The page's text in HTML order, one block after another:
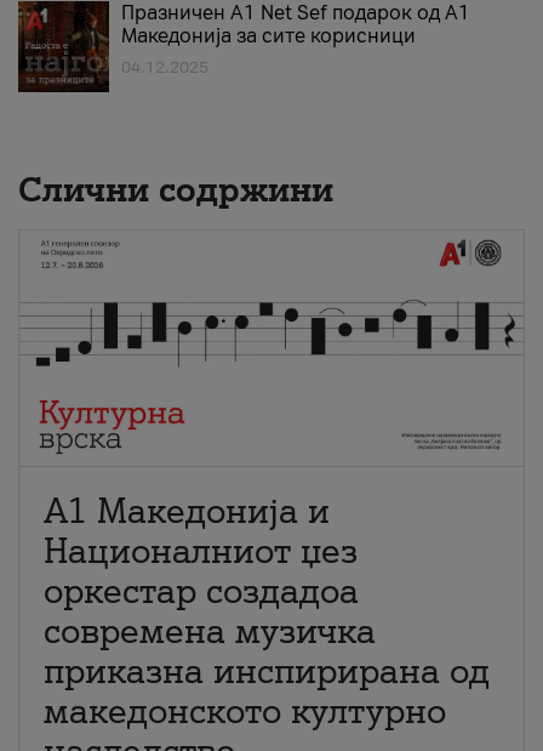
Празничен A1 Net Sеf подарок од А1
Македонија за сите корисници
04.12.2025
Слични содржини
А1 Македонија и
Националниот џез
оркестар создадоа
современа музичка
приказна инспирирана од
македонското културно